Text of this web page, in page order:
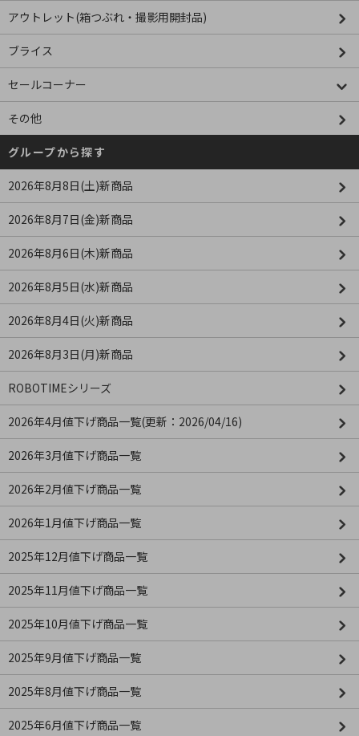
アウトレット(箱つぶれ・撮影用開封品)
ブライス
セールコーナー
その他
グループから探す
2026年8月8日(土)新商品
2026年8月7日(金)新商品
2026年8月6日(木)新商品
2026年8月5日(水)新商品
2026年8月4日(火)新商品
2026年8月3日(月)新商品
ROBOTIMEシリーズ
2026年4月値下げ商品一覧(更新：2026/04/16)
2026年3月値下げ商品一覧
2026年2月値下げ商品一覧
2026年1月値下げ商品一覧
2025年12月値下げ商品一覧
2025年11月値下げ商品一覧
2025年10月値下げ商品一覧
2025年9月値下げ商品一覧
2025年8月値下げ商品一覧
2025年6月値下げ商品一覧